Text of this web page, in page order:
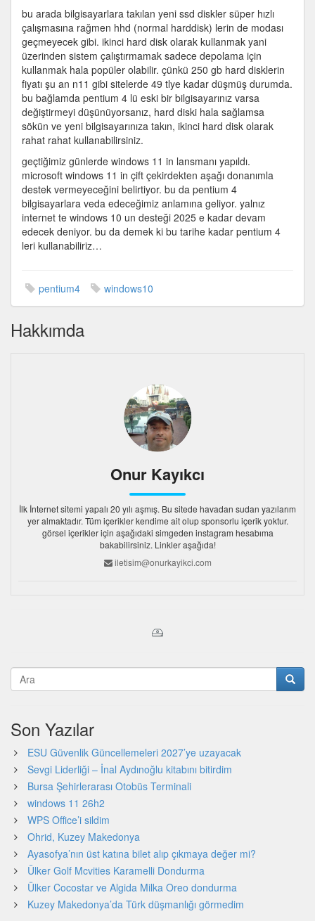
bu arada bilgisayarlara takılan yeni ssd diskler süper hızlı
çalışmasına rağmen hhd (normal harddisk) lerin de modası
geçmeyecek gibi. ikinci hard disk olarak kullanmak yani
üzerinden sistem çalıştırmamak sadece depolama için
kullanmak hala popüler olabilir. çünkü 250 gb hard disklerin
fiyatı şu an n11 gibi sitelerde 49 tlye kadar düşmüş durumda.
bu bağlamda pentium 4 lü eski bir bilgisayarınız varsa
değiştirmeyi düşünüyorsanız, hard diski hala sağlamsa
sökün ve yeni bilgisayarınıza takın, ikinci hard disk olarak
rahat rahat kullanabilirsiniz.
geçtiğimiz günlerde windows 11 in lansmanı yapıldı.
microsoft windows 11 in çift çekirdekten aşağı donanımla
destek vermeyeceğini belirtiyor. bu da pentium 4
bilgisayarlara veda edeceğimiz anlamına geliyor. yalnız
internet te windows 10 un desteği 2025 e kadar devam
edecek deniyor. bu da demek ki bu tarihe kadar pentium 4
leri kullanabiliriz…
pentium4 windows10
Hakkımda
Onur Kayıkcı
İlk İnternet sitemi yapalı 20 yılı aşmış. Bu sitede havadan sudan yazılarım
yer almaktadır. Tüm içerikler kendime ait olup sponsorlu içerik yoktur.
görsel içerikler için aşağıdaki simgeden instagram hesabıma
bakabilirsiniz. Linkler aşağıda!
iletisim@onurkayikci.com
Son Yazılar
ESU Güvenlik Güncellemeleri 2027’ye uzayacak
Sevgi Liderliği – İnal Aydınoğlu kitabını bitirdim
Bursa Şehirlerarası Otobüs Terminali
windows 11 26h2
WPS Office’i sildim
Ohrid, Kuzey Makedonya
Ayasofya’nın üst katına bilet alıp çıkmaya değer mi?
Ülker Golf Mcvities Karamelli Dondurma
Ülker Cocostar ve Algida Milka Oreo dondurma
Kuzey Makedonya’da Türk düşmanlığı görmedim